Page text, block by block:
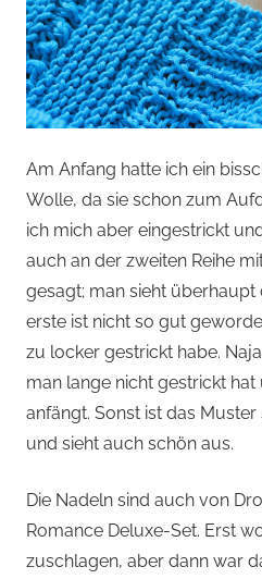
Am Anfang hatte ich ein
Wolle, da sie schon zum
ich mich aber eingestrickt
auch an der zweiten Reihe
gesagt; man sieht überhaupt
erste ist nicht so gut
zu locker gestrickt habe.
man lange nicht gestrickt
anfängt. Sonst ist das
und sieht auch schön aus.
Die Nadeln sind auch von
Romance Deluxe-Set. Erst
zuschlagen, aber dann war